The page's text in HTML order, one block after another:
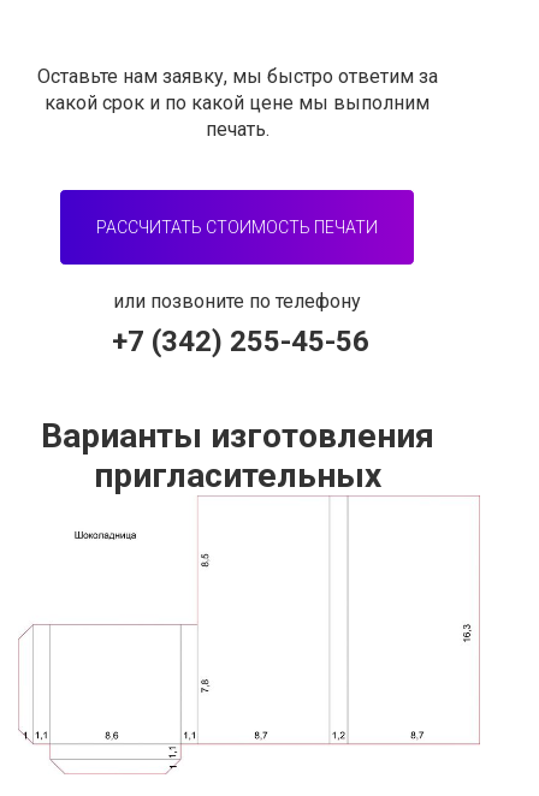
Оставьте нам заявку, мы быстро ответим за
какой срок и по какой цене мы выполним
печать.
РАССЧИТАТЬ СТОИМОСТЬ ПЕЧАТИ
или позвоните по телефону
+7 (342) 255-45-56
Варианты изготовления
пригласительных